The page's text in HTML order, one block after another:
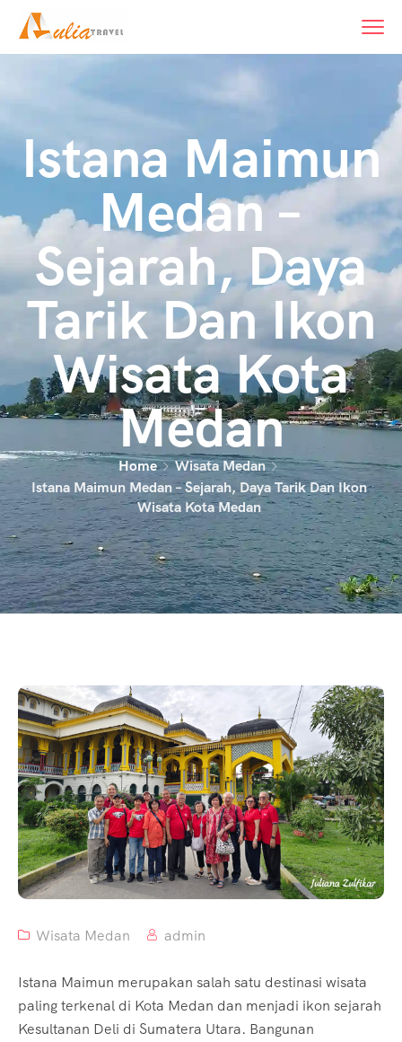
content
Istana Maimun
Medan –
Sejarah, Daya
Tarik Dan Ikon
Wisata Kota
Medan
Home
Wisata Medan
Istana Maimun Medan – Sejarah, Daya Tarik Dan Ikon
Wisata Kota Medan
Wisata Medan admin
Istana Maimun merupakan salah satu destinasi wisata
paling terkenal di Kota Medan dan menjadi ikon sejarah
Kesultanan Deli di Sumatera Utara. Bangunan